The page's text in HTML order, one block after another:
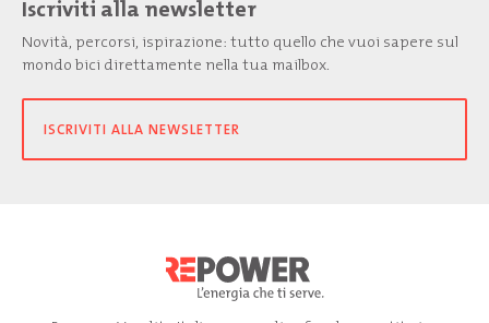
Iscriviti alla newsletter
Novità, percorsi, ispirazione: tutto quello che vuoi sapere sul
mondo bici direttamente nella tua mailbox.
ISCRIVITI ALLA NEWSLETTER